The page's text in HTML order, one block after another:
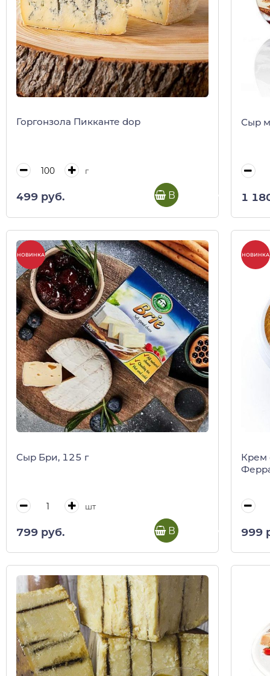
Горгонзола Пикканте dop
г
499 руб. В корзину
Сыр
1
НОВИНКА
Сыр Бри, 125 г
шт
799 руб. В корзину
НОВИНКА
Крем
999